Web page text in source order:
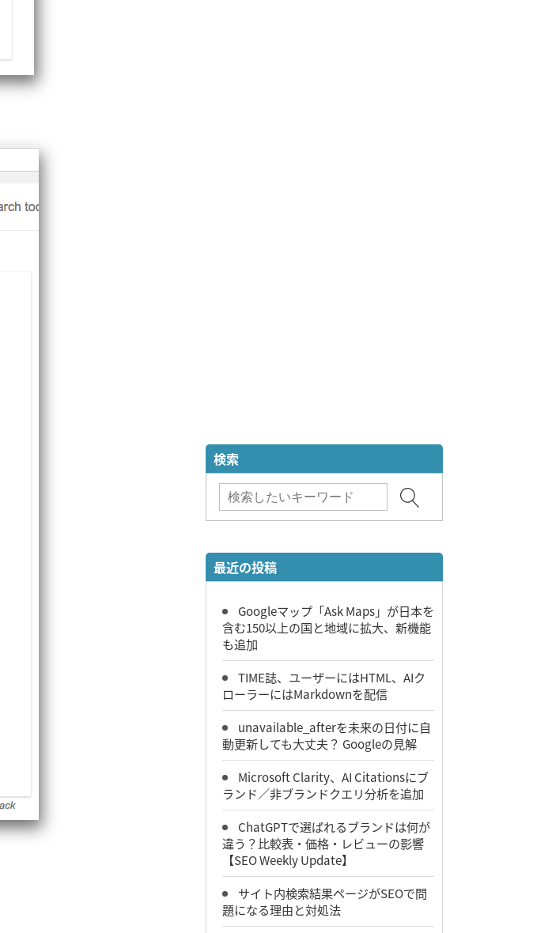
検索
最近の投稿
Googleマップ「Ask Maps」が日本を
含む150以上の国と地域に拡大、新機能
も追加
TIME誌、ユーザーにはHTML、AIク
ローラーにはMarkdownを配信
unavailable_afterを未来の日付に自
動更新しても大丈夫？ Googleの見解
Microsoft Clarity、AI Citationsにブ
ランド／非ブランドクエリ分析を追加
ChatGPTで選ばれるブランドは何が
違う？比較表・価格・レビューの影響
【SEO Weekly Update】
サイト内検索結果ページがSEOで問
題になる理由と対処法